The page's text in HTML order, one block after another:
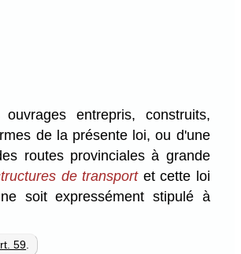
entrepris, construits,
de la présente loi, ou d'une
routes provinciales à grande
de transportet cette loi
soit expressément stipulé à
59.